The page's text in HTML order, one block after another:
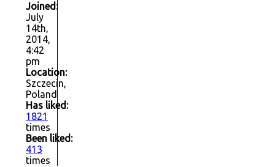
Joined:
July
14th,
2014,
4:42
pm
Location:
Szczecin,
Poland
Has liked:
1821
times
Been liked:
413
times